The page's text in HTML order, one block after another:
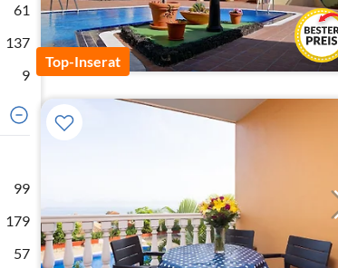
61
137
9
99
179
57
Top-Inserat